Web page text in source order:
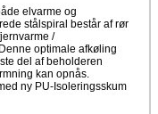
elvarme og
stålspiral består af rør
/
optimale afkøling
del af beholderen
kan opnås.
ny PU-Isoleringsskum